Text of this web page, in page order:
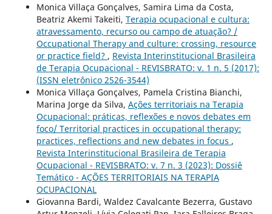
Monica Villaça Gonçalves, Samira Lima da Costa,
Beatriz Akemi Takeiti, Terapia ocupacional e cultura:
atravessamento, recurso ou campo de atuação? /
Occupational Therapy and culture: crossing, resource
or practice field? , Revista Interinstitucional Brasileira
de Terapia Ocupacional - REVISBRATO: v. 1 n. 5 (2017):
(ISSN eletrônico 2526-3544)
Monica Villaça Gonçalves, Pamela Cristina Bianchi,
Marina Jorge da Silva, Ações territoriais na Terapia
Ocupacional: práticas, reflexões e novos debates em
foco/ Territorial practices in occupational therapy:
practices, reflections and new debates in focus ,
Revista Interinstitucional Brasileira de Terapia
Ocupacional - REVISBRATO: v. 7 n. 3 (2023): Dossiê
Temático - AÇÕES TERRITORIAIS NA TERAPIA
OCUPACIONAL
Giovanna Bardi, Waldez Cavalcante Bezerra, Gustavo